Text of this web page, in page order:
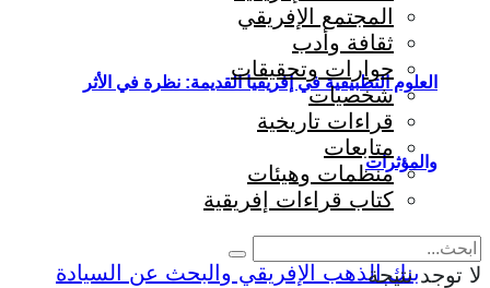
العلوم التطبيقية في إفريقيا القديمة: نظرة في الأثر
والمؤثرات
المجتمع الإفريقي
ثقافة وأدب
حوارات وتحقيقات
شخصيات
قراءات تاريخية
متابعات
منظمات وهيئات
كتاب قراءات إفريقية
لا توجد نتيجة